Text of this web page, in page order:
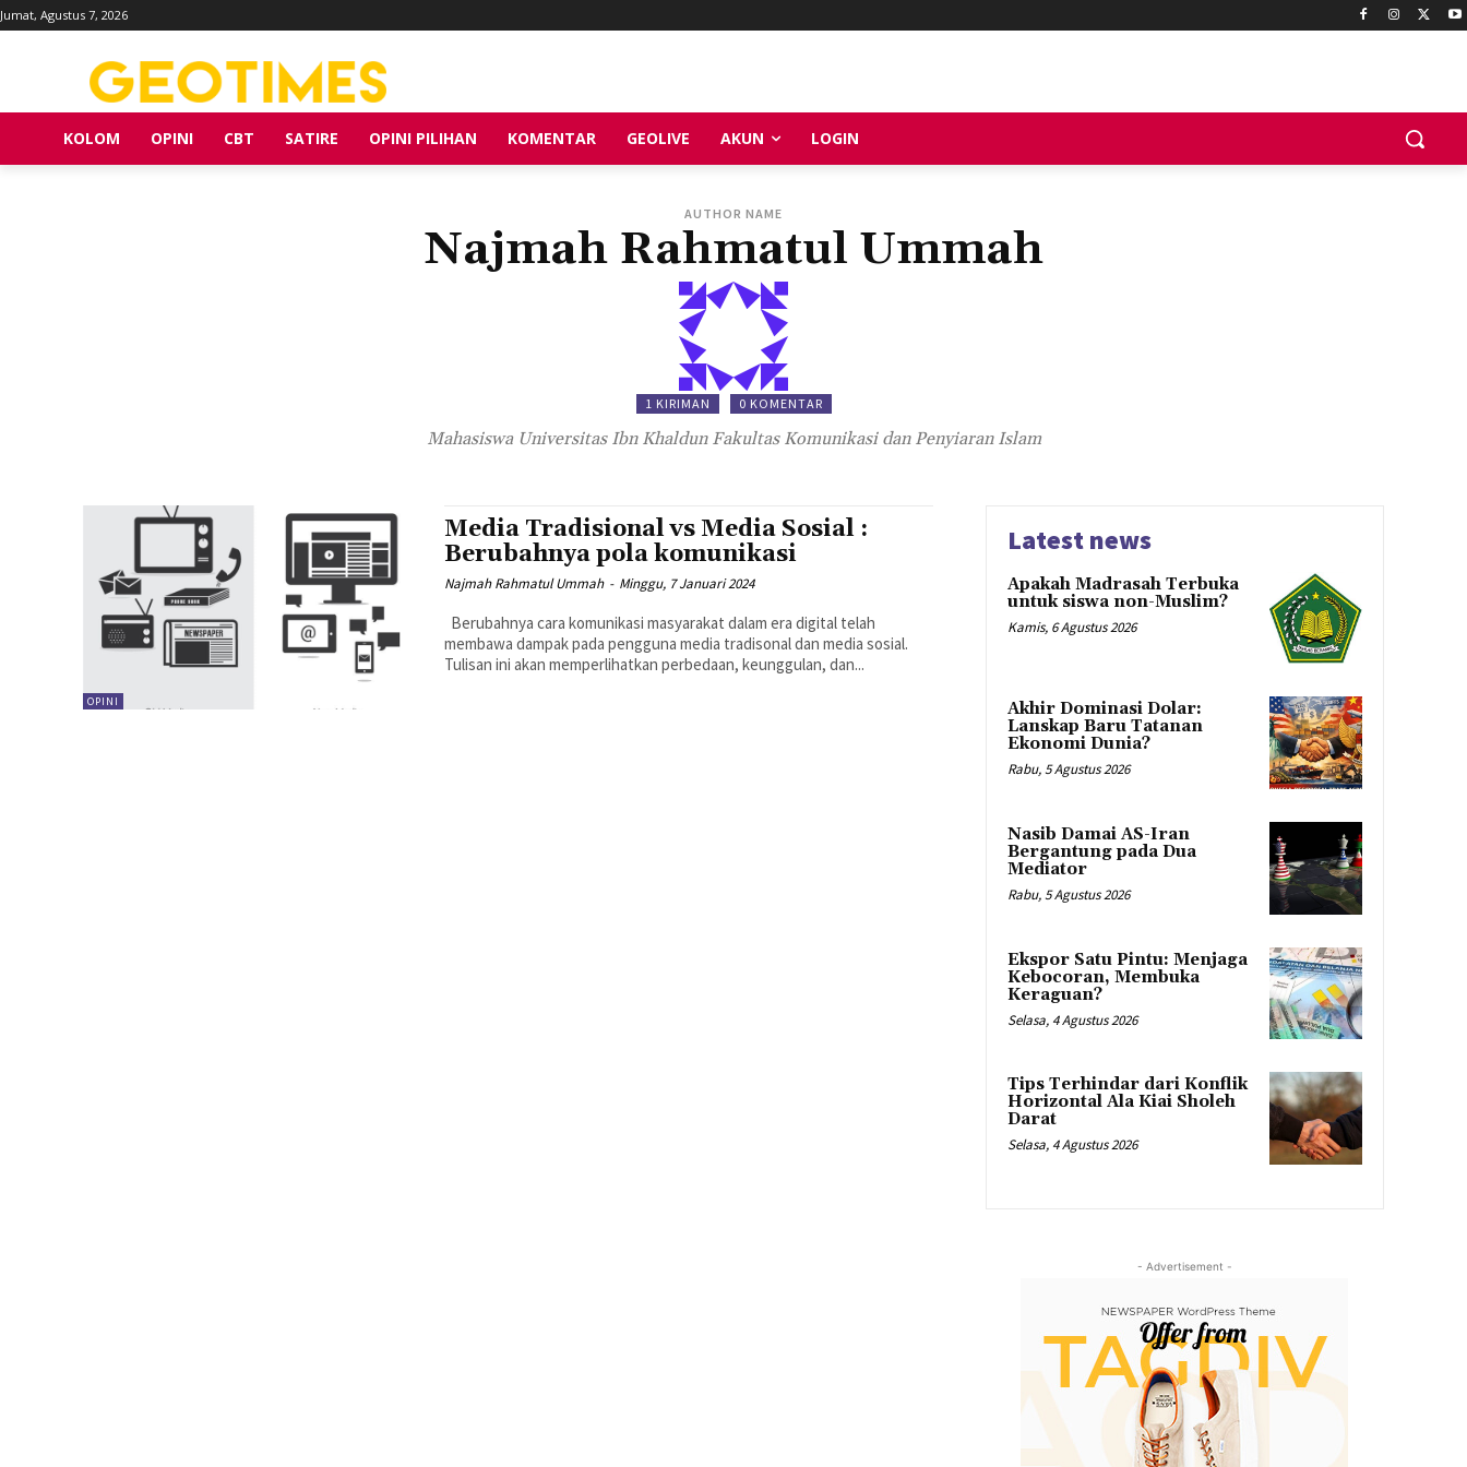
Jumat, Agustus 7, 2026
KOLOM OPINI CBT SATIRE OPINI PILIHAN KOMENTAR GEOLIVE AKUN LOGIN
AUTHOR NAME
Najmah Rahmatul Ummah
1 KIRIMAN 0 KOMENTAR
Mahasiswa Universitas Ibn Khaldun Fakultas Komunikasi dan Penyiaran Islam
OPINI
Media Tradisional vs Media Sosial :
Berubahnya pola komunikasi
Najmah Rahmatul Ummah - Minggu, 7 Januari 2024
membawa dampak pada pengguna media tradisonal dan media sosial.
Tulisan ini akan memperlihatkan perbedaan, keunggulan, dan...
Latest news
Apakah Madrasah Terbuka
untuk siswa non-Muslim?
Kamis, 6 Agustus 2026
Akhir Dominasi Dolar:
Lanskap Baru Tatanan
Ekonomi Dunia?
Rabu, 5 Agustus 2026
Nasib Damai AS-Iran
Bergantung pada Dua
Mediator
Rabu, 5 Agustus 2026
Ekspor Satu Pintu: Menjaga
Kebocoran, Membuka
Keraguan?
Selasa, 4 Agustus 2026
Tips Terhindar dari Konflik
Horizontal Ala Kiai Sholeh
Darat
Selasa, 4 Agustus 2026
- Advertisement -